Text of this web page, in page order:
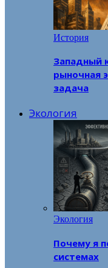
История
Западный
рыночная
задача
Экология
Экология
Почему я
системах